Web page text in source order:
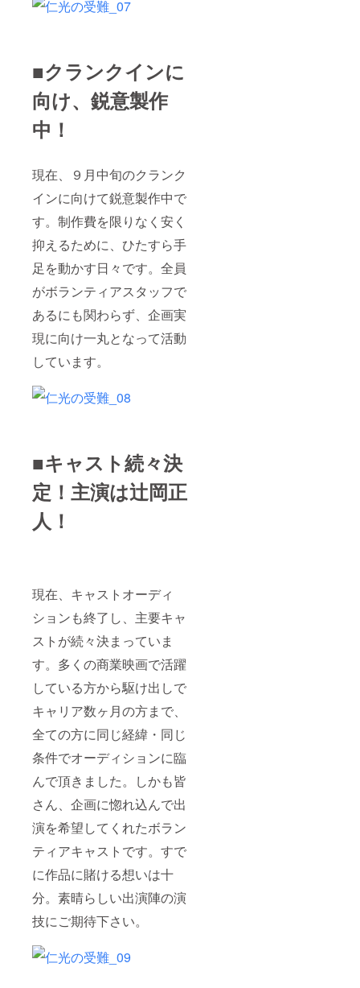
■クランクインに
向け、鋭意製作
中！
現在、９月中旬のクランク
インに向けて鋭意製作中で
す。制作費を限りなく安く
抑えるために、ひたすら手
足を動かす日々です。全員
がボランティアスタッフで
あるにも関わらず、企画実
現に向け一丸となって活動
しています。
■キャスト続々決
定！主演は辻岡正
人！
現在、キャストオーディ
ションも終了し、主要キャ
ストが続々決まっていま
す。多くの商業映画で活躍
している方から駆け出しで
キャリア数ヶ月の方まで、
全ての方に同じ経緯・同じ
条件でオーディションに臨
んで頂きました。しかも皆
さん、企画に惚れ込んで出
演を希望してくれたボラン
ティアキャストです。すで
に作品に賭ける想いは十
分。素晴らしい出演陣の演
技にご期待下さい。